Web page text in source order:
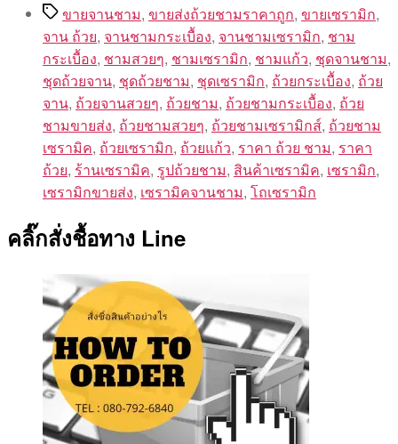
Tagsขายจานชาม, ขายส่งถ้วยชามราคาถูก, ขายเซรามิก,
จาน ถ้วย, จานชามกระเบื้อง, จานชามเซรามิก, ชาม
กระเบื้อง, ชามสวยๆ, ชามเซรามิก, ชามแก้ว, ชุดจานชาม,
ชุดถ้วยจาน, ชุดถ้วยชาม, ชุดเซรามิก, ถ้วยกระเบื้อง, ถ้วย
จาน, ถ้วยจานสวยๆ, ถ้วยชาม, ถ้วยชามกระเบื้อง, ถ้วย
ชามขายส่ง, ถ้วยชามสวยๆ, ถ้วยชามเซรามิกส์, ถ้วยชาม
เซรามิค, ถ้วยเซรามิก, ถ้วยแก้ว, ราคา ถ้วย ชาม, ราคา
ถ้วย, ร้านเซรามิค, รูปถ้วยชาม, สินค้าเซรามิค, เซรามิก,
เซรามิกขายส่ง, เซรามิคจานชาม, โถเซรามิก
คลิ๊กสั่งชื้อทาง Line